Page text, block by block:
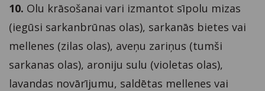
10. Olu krāsošanai vari izmantot sīpolu mizas
(iegūsi sarkanbrūnas olas), sarkanās bietes vai
mellenes (zilas olas), aveņu zariņus (tumši
sarkanas olas), aroniju sulu (violetas olas),
lavandas novārījumu, saldētas mellenes vai